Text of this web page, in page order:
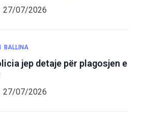
27/07/2026
BALLINA
jep detaje për plagosjen e
27/07/2026